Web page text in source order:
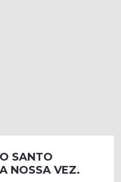
SANTO
NOSSA VEZ.